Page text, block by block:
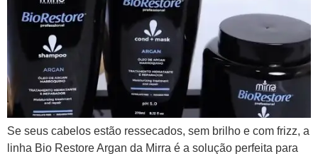
Se seus cabelos estão ressecados, sem brilho e com frizz, a
linha Bio Restore Argan da Mirra é a solução perfeita para